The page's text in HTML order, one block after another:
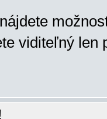
viditeľný len